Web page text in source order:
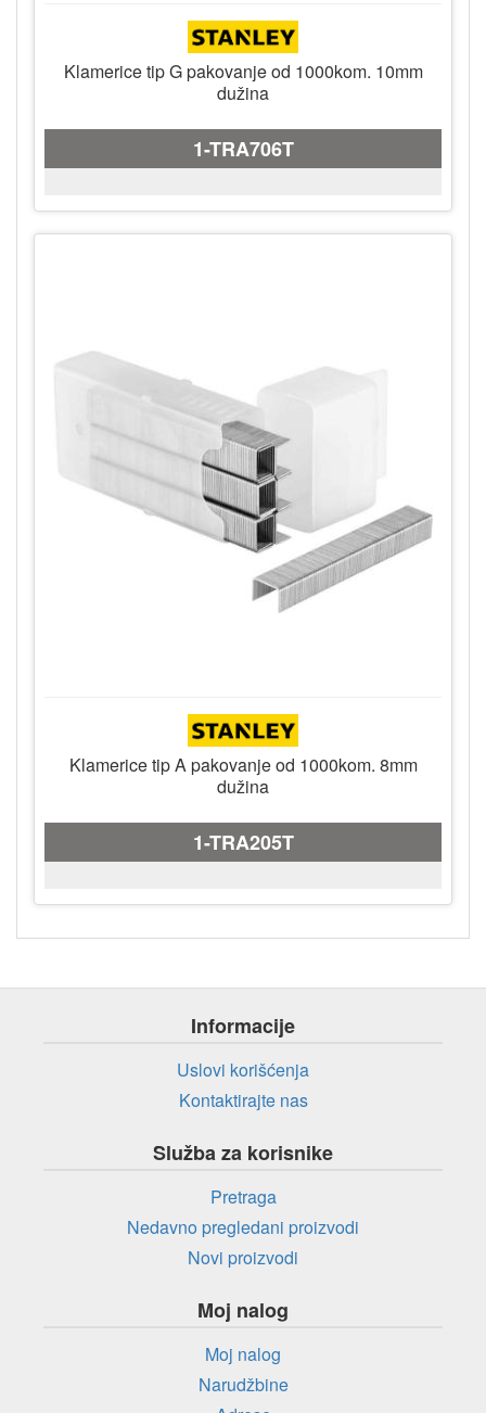
Klamerice tip G pakovanje od 1000kom. 10mm
dužina
1-TRA706T
Klamerice tip A pakovanje od 1000kom. 8mm
dužina
1-TRA205T
Informacije
Uslovi korišćenja
Kontaktirajte nas
Služba za korisnike
Pretraga
Nedavno pregledani proizvodi
Novi proizvodi
Moj nalog
Moj nalog
Narudžbine